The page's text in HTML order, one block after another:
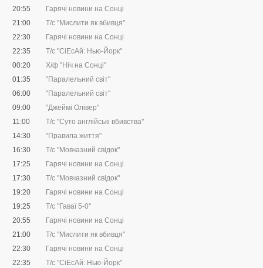
20:55
Гарячі новини на Сонці
21:00
Т/с "Мислити як вбивця"
22:30
Гарячі новини на Сонці
22:35
Т/с "CіЕсАй: Нью-Йорк"
00:20
Х/ф "Ніч на Сонці"
01:35
"Паралельний світ"
06:00
"Паралельний світ"
09:00
"Джеймі Олівер"
11:00
Т/с "Суто англійські вбивства"
14:30
"Правила життя"
16:30
Т/с "Мовчазний свідок"
17:25
Гарячі новини на Сонці
17:30
Т/с "Мовчазний свідок"
19:20
Гарячі новини на Сонці
19:25
Т/с "Гаваї 5-0"
20:55
Гарячі новини на Сонці
21:00
Т/с "Мислити як вбивця"
22:30
Гарячі новини на Сонці
22:35
Т/с "CіЕсАй: Нью-Йорк"